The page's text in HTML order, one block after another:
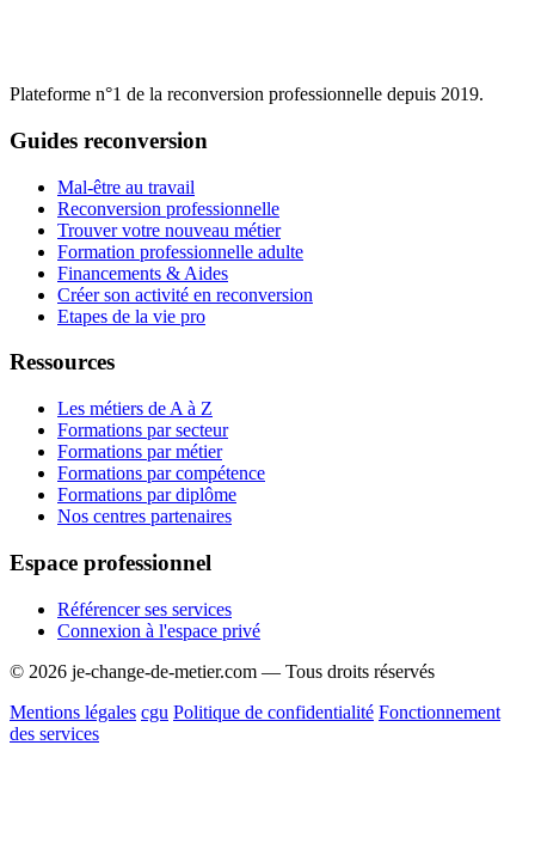
Plateforme n°1 de la reconversion professionnelle depuis 2019.
Guides reconversion
Mal-être au travail
Reconversion professionnelle
Trouver votre nouveau métier
Formation professionnelle adulte
Financements & Aides
Créer son activité en reconversion
Etapes de la vie pro
Ressources
Les métiers de A à Z
Formations par secteur
Formations par métier
Formations par compétence
Formations par diplôme
Nos centres partenaires
Espace professionnel
Référencer ses services
Connexion à l'espace privé
© 2026 je-change-de-metier.com — Tous droits réservés
Mentions légales cgu Politique de confidentialité Fonctionnement
des services